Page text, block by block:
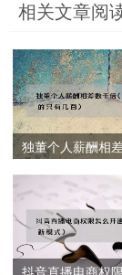
相关文章阅
独董个人薪酬相